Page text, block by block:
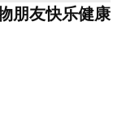
朋友快乐健康